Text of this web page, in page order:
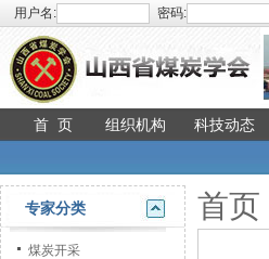
用户名: 密码:
科技动态
组织机构
首 页
专家分类
煤炭开采
首页